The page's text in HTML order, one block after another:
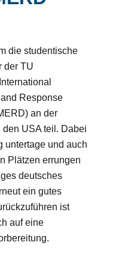
die studentische
der TU
Response
an der
USA teil. Dabei
untertage und auch
Plätzen errungen
deutsches
ein gutes
ist
auf eine